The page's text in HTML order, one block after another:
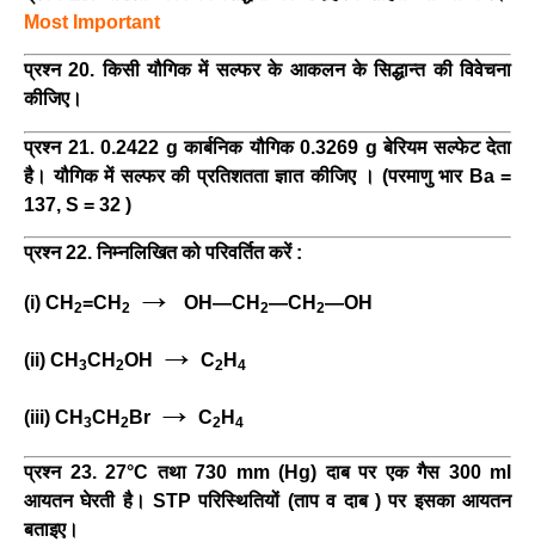
Most Important
प्रश्न 20. किसी यौगिक में सल्फर के आकलन के सिद्धान्त की विवेचना
कीजिए।
प्रश्न 21. 0.2422 g कार्बनिक यौगिक 0.3269 g बेरियम सल्फेट देता
है। यौगिक में सल्फर की प्रतिशतता ज्ञात कीजिए । (परमाणु भार Ba =
137, S = 32 )
प्रश्न 22. निम्नलिखित को परिवर्तित करें :
(i) CH 2=CH 2 → OH—CH 2—CH 2—OH
(ii) CH 3CH 2OH → C2 H 4
(iii) CH 3CH 2 Br → C2 H 4
प्रश्न 23. 27°C तथा 730 mm (Hg) दाब पर एक गैस 300 ml
आयतन घेरती है। STP परिस्थितियों (ताप व दाब ) पर इसका आयतन
बताइए।